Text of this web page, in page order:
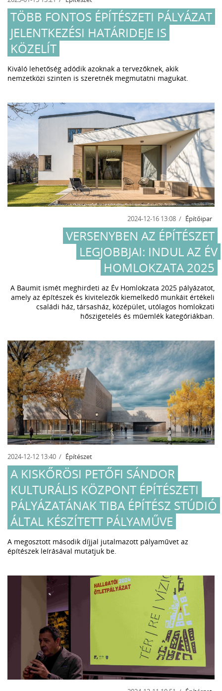
TÖBB FONTOS ÉPÍTÉSZETI PÁLYÁZAT
JELENTKEZÉSI HATÁRIDEJE IS
KÖZELÍT
Kiváló lehetőség adódik azoknak a tervezőknek, akik
nemzetközi szinten is szeretnék megmutatni magukat.
2024-12-16 13:08 Építőipar
VERSENYBEN AZ ÉPÍTÉSZET
LEGJOBBJAI: INDUL AZ ÉV
HOMLOKZATA 2025
A Baumit ismét meghirdeti az Év Homlokzata 2025 pályázatot,
amely az építészek és kivitelezők kiemelkedő munkáit értékeli
családi ház, társasház, középület, utólagos homlokzati
hőszigetelés és műemlék kategóriákban.
2024-12-12 13:40 Építészet
A KISKŐRÖSI PETŐFI SÁNDOR
KULTURÁLIS KÖZPONT ÉPÍTÉSZETI
PÁLYÁZATÁNAK TIBA ÉPÍTÉSZ STÚDIÓ
ÁLTAL KÉSZÍTETT PÁLYAMŰVE
A megosztott második díjjal jutalmazott pályaművet az
építészek leírásával mutatjuk be.